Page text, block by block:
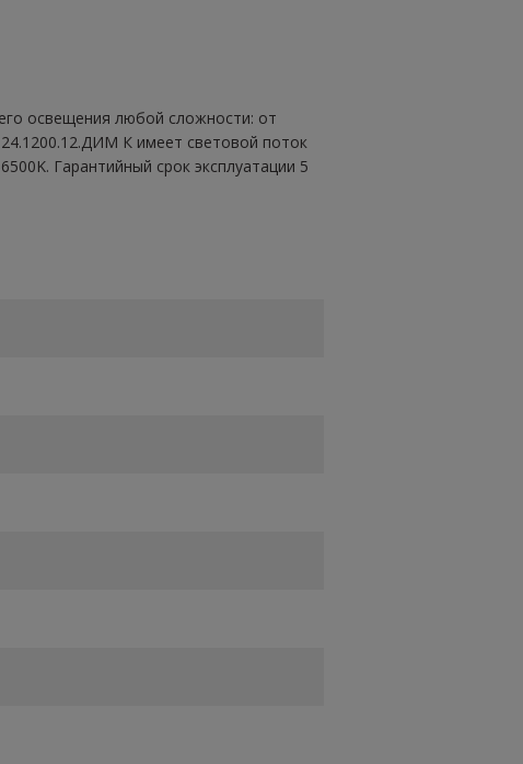
освещения любой сложности: от
К имеет световой поток
Гарантийный срок эксплуатации 5